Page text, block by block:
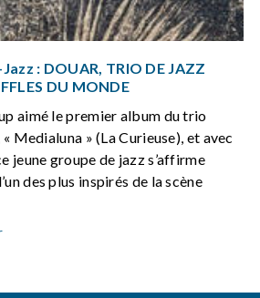
: DOUAR, TRIO DE JAZZ
DU MONDE
aimé le premier album du trio
Medialuna » (La Curieuse), et avec
jeune groupe de jazz s’affirme
des plus inspirés de la scène